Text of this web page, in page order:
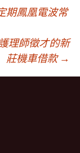
期鳳凰電波常
理師徵才的新
莊機車借款 →